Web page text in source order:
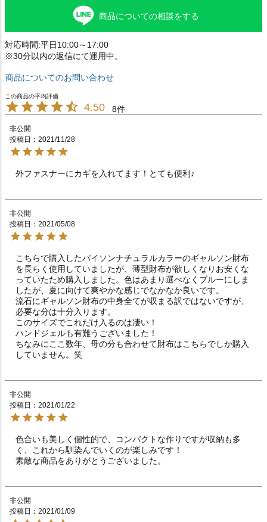
商品についての相談をする
対応時間:平日10:00～17:00
※30分以内の返信にて運用中。
商品についてのお問い合わせ
4.50 8
非公開
投稿日
2021/11/28
外ファスナーにカギを入れてます！とても便利♪
非公開
投稿日
2021/05/08
こちらで購入したパイソンナチュラルカラーのギャルソン財布
を長らく使用していましたが、薄型財布が欲しくなりお安くな
っていたため購入しました。色はあまり選べなくブルーにしま
したが、夏に向けて爽やかな感じでなかなか良いです。
流石にギャルソン財布の中身全てが収まる訳ではないですが、
必要な分は十分入ります。
このサイズでこれだけ入るのは凄い！
ハンドジェルも有難うございました！
ちなみにここ数年、母の分も合わせて財布はこちらでしか購入
していません。笑
非公開
投稿日
2021/01/22
色合いも美しく個性的で、コンパクトな作りですが収納も多
く、これから馴染んでいくのが楽しみです！
素敵な商品をありがとうございました。
非公開
投稿日
2021/01/09